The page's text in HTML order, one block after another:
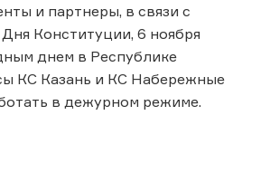
и партнеры, в связи с
Конституции, 6 ноября
днем в Республике
КС Казань и КС Набережные
в дежурном режиме.